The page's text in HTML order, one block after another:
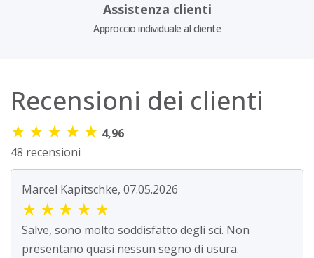
Assistenza clienti
Approccio individuale al cliente
Recensioni dei clienti
★ ★ ★ ★ ★ 4,96
48 recensioni
Marcel Kapitschke, 07.05.2026
★ ★ ★ ★ ★
Salve, sono molto soddisfatto degli sci. Non
presentano quasi nessun segno di usura.